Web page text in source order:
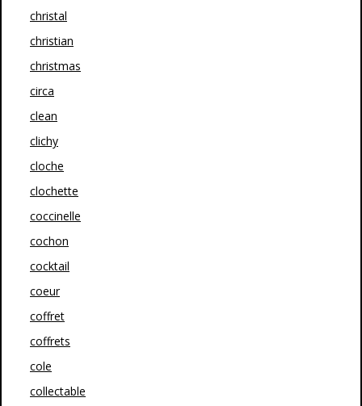
christal
christian
christmas
circa
clean
clichy
cloche
clochette
coccinelle
cochon
cocktail
coeur
coffret
coffrets
cole
collectable